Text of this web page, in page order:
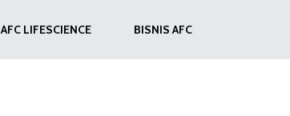
AFC LIFESCIENCE BISNIS AFC